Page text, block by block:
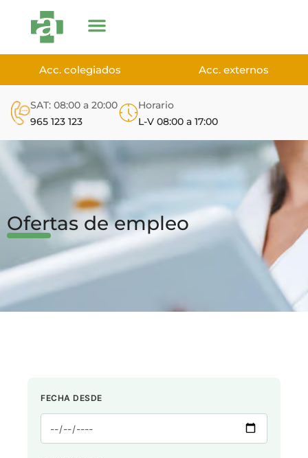
Acc. colegiados Acc. externos
SAT: 08:00 a 20:00
965 123 123
Horario
L-V 08:00 a 17:00
Ofertas de empleo
FECHA DESDE